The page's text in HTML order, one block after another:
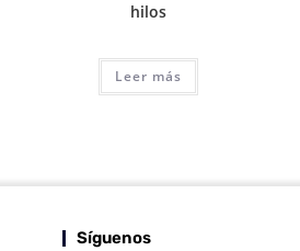
hilos
Leer más
Síguenos